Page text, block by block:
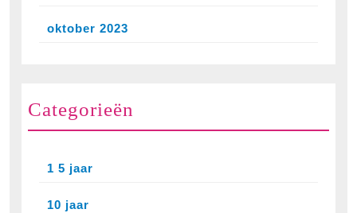
oktober 2023
Categorieën
1 5 jaar
10 jaar